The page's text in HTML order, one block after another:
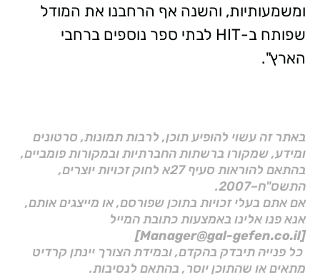
ומשמעותיות, והשנה אף הרחבנו את המודל
שפותח ב-HIT לבתי ספר נוספים ברחבי
הארץ".
באתר זה עשוי להופיע תוכן, לרבות תמונות, סרטונים
ומידע, שמקורו ברשתות החברתיות ובמקורות פומביים,
בהתאם להוראות סעיף 27א לחוק זכויות יוצרים,
התשס"ח–2007.
אם אתם בעלי זכויות בתוכן שפורסם, או מייצגים אותם,
אנא פנו אלינו באמצעות כתובת המייל
[Manager@gal-gefen.co.il]
כל פנייה תיבדק בהקדם, ובמידת הצורך יינתן קרדיט
מתאים או שהתוכן יוסר, בהתאם לנסיבות.